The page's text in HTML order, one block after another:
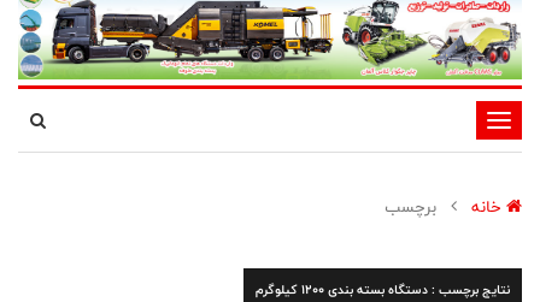
تغییر
وضعیت
ناوبری
خانه برچسب
نتایج برچسب : دستگاه بسته بندی 1200 کیلوگرم